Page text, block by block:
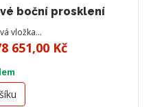
boční prosklení
vložka…
651,00 Kč